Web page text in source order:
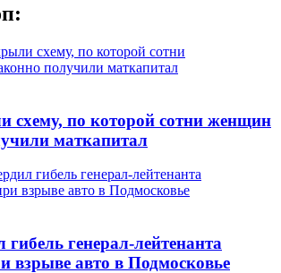
схему, по которой сотни женщин
маткапитал
генерал-лейтенанта
взрыве авто в Подмосковье